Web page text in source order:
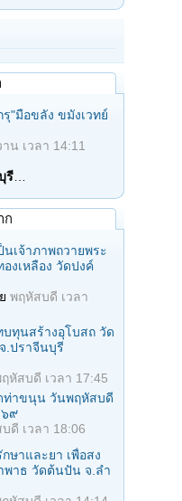
รุ"มือขลัง ขมังเวทย์
าน เวลา 14:11
รี…
ก
เจ้าภาพถวายพระ
งเหลือง วัดปงค์
พฤหัสบดี เวลา
ทุนสร้างอุโบสถ วัด
.ปราจีนบุรี
หัสบดี เวลา 17:45
ท่าขนุน วันพฤหัสบดี
๙
ดี เวลา 18:06
ษาและยา เพื่อสง
พาธ วัดต้นปัน จ.ลํา